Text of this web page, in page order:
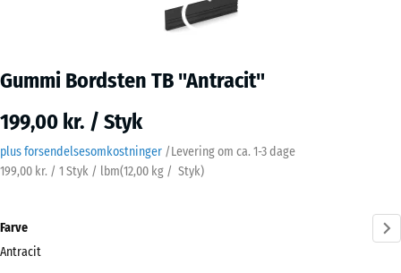
Gummi Bordsten TB "Antracit"
199,00 kr. / Styk
plus forsendelsesomkostninger /Levering om ca. 1-3 dage
199,00 kr. / 1 Styk / lbm(12,00 kg / Styk)
Farve
Antracit